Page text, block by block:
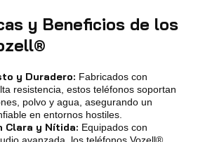
y Beneficios de los
y Duradero: Fabricados con
resistencia, estos teléfonos soportan
polvo y agua, asegurando un
en entornos hostiles.
Clara y Nítida: Equipados con
avanzada, los teléfonos Vozell®